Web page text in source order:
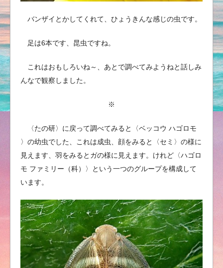
バンザイとかしてくれて、ひょうきんな感じの虫です。
足は6本です、昆虫ですね。
これはおもしろいね～、あとで調べてみようねと話しみ
んなで観察しました。
※
〈たの研〉に戻って調べてみると〈ベッコウ ハゴロモ
〉の幼虫でした、これは成虫、顔をみると〈セミ〉の様に
見えます、羽をみるとガの様に見えます。けれど〈ハゴロ
モ ファミリー（科）〉という一つのグループを構成して
います。